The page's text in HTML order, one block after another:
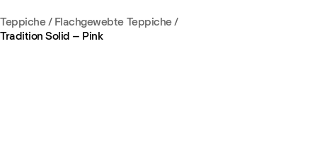
Teppiche/ Flachgewebte Teppiche/
Tradition Solid – Pink